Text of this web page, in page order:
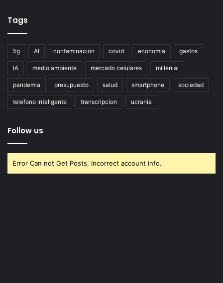
Tags
5g AI contaminacion covid economia gastos
IA medio ambiente mercado celulares millenial
pandemia presupuesto salud smartphone sociedad
telefono inteligente transcripcion ucrania
Follow us
Error Can not Get Posts, Incorrect account info.